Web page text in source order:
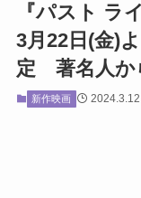
『パスト ラ
3月22日(金)
定 著名人か
新作映画 2024.3.12